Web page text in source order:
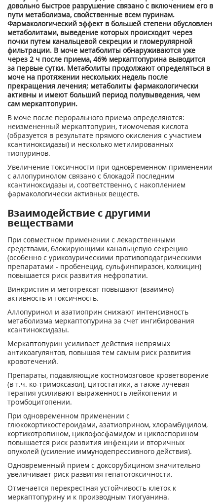
довольно быстрое разрушение связано с включением его в
пути метаболизма, свойственные всем пуринам.
Фармакологический эффект в большей степени обусловлен
метаболитами, выведение которых происходит через
почки путем канальцевой секреции и гломерулярной
фильтрации. В моче метаболиты обнаруживаются уже
через 2 ч после приема, 46% меркаптопурина выводится
за первые сутки. Метаболиты продолжают определяться в
моче на протяжении нескольких недель после
прекращения лечения; метаболиты фармакологически
активны и имеют больший период полувыведения, чем
сам меркаптопурин.
В моче после перорального приема определяются:
неизмененный меркаптопурин, тиомочевая кислота
(образуется в результате прямого окисления с участием
ксантиноксидазы) и несколько метилированных
тиопуринов.
Увеличение токсичности при одновременном применении
с аллопуринолом связано с блокадой последним
ксантиноксидазы и, соответственно, с накоплением
фармакологически активных веществ.
Взаимодействие с другими
веществами
При совместном применении с лекарственными
средствами, блокирующими канальцевую секрецию
(особенно с урикозурическими противоподагрическими
препаратами - пробенецид, сульфинпиразон, колхицин)
повышается риск развития нефропатии.
Винкристин и метотрексат повышают (взаимно)
активность и токсичность.
Аллопуринол и азатиоприн снижают интенсивность
метаболизма меркаптопурина за счет ингибирования
ксантиноксидазы.
Меркаптопурин усиливает действия непрямых
антикоагулянтов, повышая тем самым риск развития
кровотечений.
Препараты, подавляющие костномозговое кроветворение
(в т.ч. ко-тримоксазол), цитостатики, а также лучевая
терапия усиливают выраженность лейкопении и
тромбоцитопении.
При одновременном применении с
глюкокортикостероидами, азатиоприном, хлорамбуцилом,
кортикотропином, циклофосфамидом и циклоспорином
повышается риск развития инфекции и вторичных
опухолей (усиление иммунодепрессивного действия).
Одновременный прием с доксорубицином значительно
увеличивает риск развития гепатотоксичности.
Отмечается перекрестная устойчивость клеток к
меркаптопурину и к производным тиогуанина.